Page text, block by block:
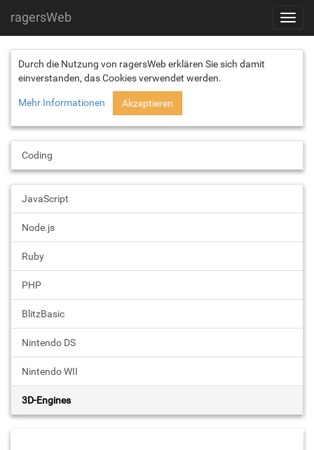
ragersWeb
Durch die Nutzung von ragersWeb erklären Sie sich damit
einverstanden, das Cookies verwendet werden.
Mehr Informationen Akzeptieren
Coding
JavaScript
Node.js
Ruby
PHP
BlitzBasic
Nintendo DS
Nintendo WII
3D-Engines